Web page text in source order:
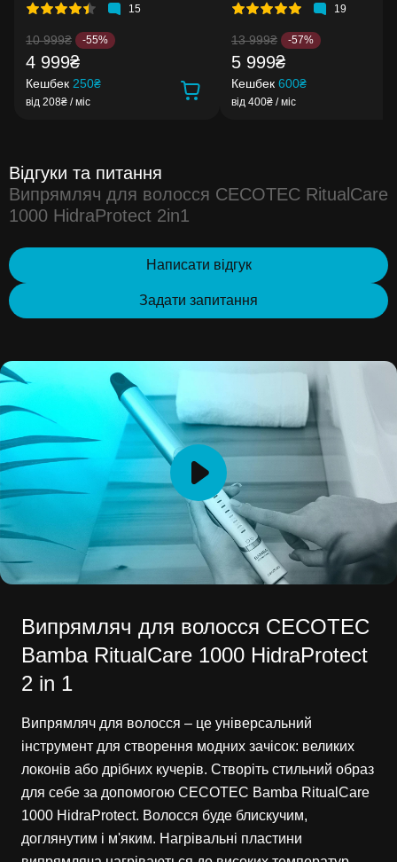
15
10 999₴ -55%
4 999₴
Кешбек 250₴
від 208₴ / міс
19
13 999₴ -57%
5 999₴
Кешбек 600₴
від 400₴ / міс
Відгуки та питання
Випрямляч для волосся CECOTEC RitualCare
1000 HidraProtect 2in1
Написати відгук
Задати запитання
Випрямляч для волосся CECOTEC
Bamba RitualCare 1000 HidraProtect
2 in 1
Випрямляч для волосся – це універсальний
інструмент для створення модних зачісок: великих
локонів або дрібних кучерів. Створіть стильний образ
для себе за допомогою CECOTEC Bamba RitualCare
1000 HidraProtect. Волосся буде блискучим,
доглянутим і м'яким. Нагрівальні пластини